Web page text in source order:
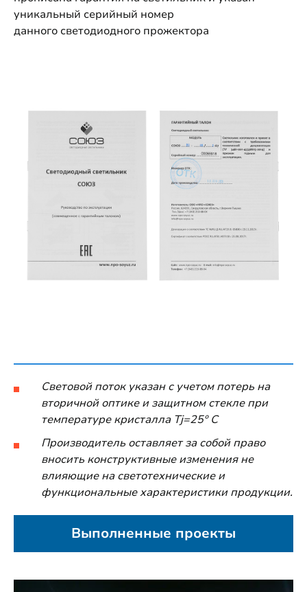
уникальный серийный номер
данного светодиодного прожектора
Световой поток указан с учетом потерь на
вторичной оптике и защитном стекле при
температуре кристалла Tj=25º C
Производитель оставляет за собой право
вносить конструктивные изменения не
влияющие на светотехнические и
функциональные характеристики продукции.
Выполненные проекты